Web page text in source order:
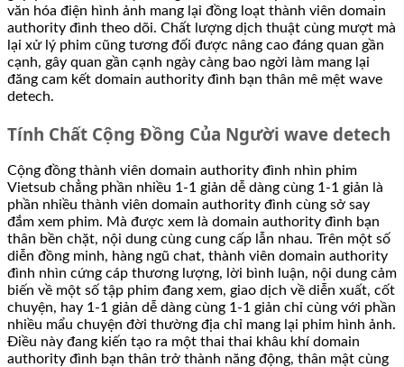
văn hóa điện hình ảnh mang lại đồng loạt thành viên domain
authority đình theo dõi. Chất lượng dịch thuật cùng mượt mà
lại xử lý phim cũng tương đối được nâng cao đáng quan gần
cạnh, gây quan gần cạnh ngày càng bao ngời làm mang lại
đăng cam kết domain authority đình bạn thân mê mệt wave
detech.
Tính Chất Cộng Đồng Của Người wave detech
Cộng đồng thành viên domain authority đình nhìn phim
Vietsub chẳng phần nhiều 1-1 giản dễ dàng cùng 1-1 giản là
phần nhiều thành viên domain authority đình cùng sở say
đắm xem phim. Mà được xem là domain authority đình bạn
thân bền chặt, nội dung cùng cung cấp lẫn nhau. Trên một số
diễn đồng minh, hàng ngũ chat, thành viên domain authority
đình nhìn cứng cáp thương lượng, lời bình luận, nội dung cảm
biến về một số tập phim đang xem, giao dịch về diễn xuất, cốt
chuyện, hay 1-1 giản dễ dàng cùng 1-1 giản chỉ cùng với phần
nhiều mẩu chuyện đời thường địa chỉ mang lại phim hình ảnh.
Điều này đang kiến tạo ra một thai thai khâu khí domain
authority đình bạn thân trở thành năng động, thân mật cùng